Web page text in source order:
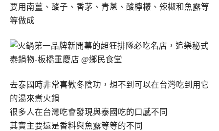
要用南薑、酸子、香茅、青蔥、酸檸檬、辣椒和魚露等
等做成
去泰國時非常喜歡冬陰功，想不到可以在台灣吃到用它
的湯來煮火鍋
很多人在台灣吃會發現與泰國吃的口感不同
其實主要還是香料與魚露等等的不同